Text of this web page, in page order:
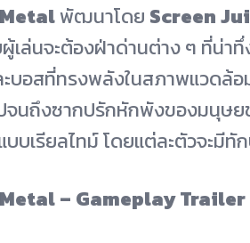
พัฒนาโดย Screen
เล่นจะต้องฝ่าด่านต่าง ๆ ที่น่า
บอสที่ทรงพลังในสภาพแวดล้
จนถึงซากปรักหักพังของมนุษย
บบเรียลไทม์ โดยแต่ละตัวจะมีทั
– Gameplay Trailer